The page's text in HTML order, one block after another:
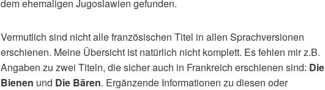
dem ehemaligen Jugoslawien gefunden.
Vermutlich sind nicht alle französischen Titel in allen Sprachversionen
erschienen. Meine Übersicht ist natürlich nicht komplett. Es fehlen mir z.B.
Angaben zu zwei Titeln, die sicher auch in Frankreich erschienen sind: Die
Bienen und Die Bären. Ergänzende Informationen zu diesen oder